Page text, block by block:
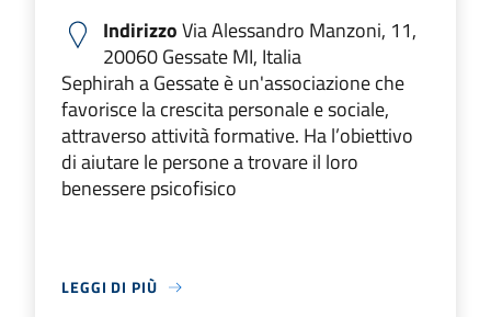
IndirizzoVia Alessandro Manzoni, 11,
20060 Gessate MI, Italia
Sephirah a Gessate è un'associazione che
favorisce la crescita personale e sociale,
attraverso attività formative. Ha l’obiettivo
di aiutare le persone a trovare il loro
benessere psicofisico
LEGGI DI PIÙ